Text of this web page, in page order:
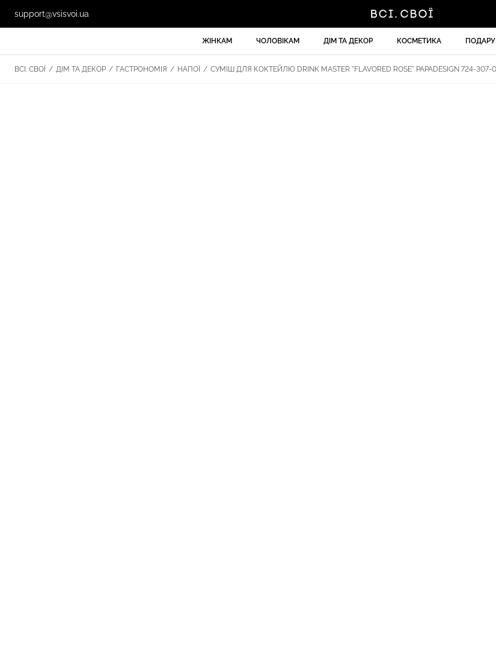
support@vsisvoi.ua
ЖІНКАМ ЧОЛОВІКАМ ДІМ ТА ДЕКОР КОСМЕТИКА
ВСІ. СВОЇ / ДІМ ТА ДЕКОР / ГАСТРОНОМІЯ / НАПОЇ / СУМІШ ДЛЯ КОКТЕЙЛЮ DRINK MASTER "FLAVORED ROSE" PAPADESIGN 724-307-